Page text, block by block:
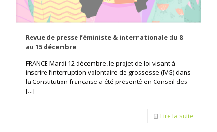
Revue de presse féministe & internationale du 8
au 15 décembre
FRANCE Mardi 12 décembre, le projet de loi visant à
inscrire l’interruption volontaire de grossesse (IVG) dans
la Constitution française a été présenté en Conseil des
[…]
Lire la suite